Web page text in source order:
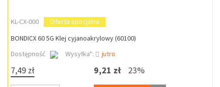
KL-CX-000
Oferta specjalna
BONDICX 60 5G Klej cyjanoakrylowy (60100)
Dostępność
Wysyłka*: jutro
7,49 zł 9,21 zł 23%